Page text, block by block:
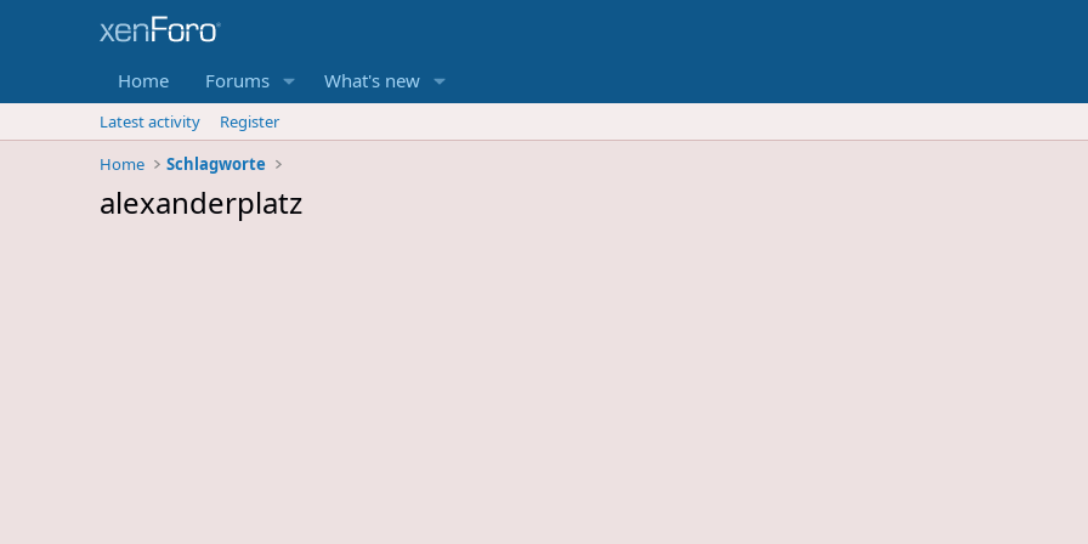
Home Forums What's new
Latest activity
Register
Home
Schlagworte
alexanderplatz